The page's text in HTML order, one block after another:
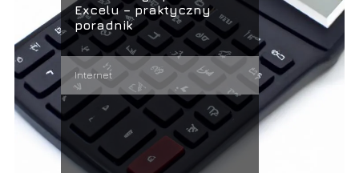
Excelu – praktyczny
poradnik
Internet